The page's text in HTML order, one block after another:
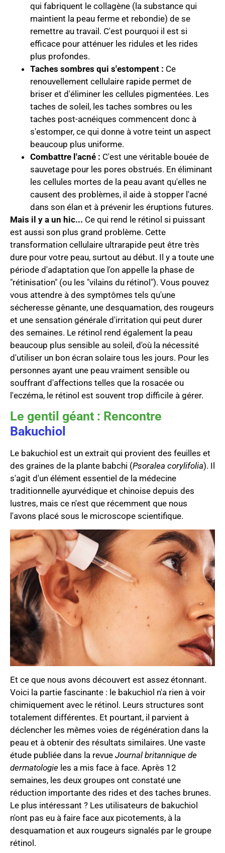
qui fabriquent le collagène (la substance qui
maintient la peau ferme et rebondie) de se
remettre au travail. C'est pourquoi il est si
efficace pour atténuer les ridules et les rides
plus profondes.
Taches sombres qui s'estompent : Ce
renouvellement cellulaire rapide permet de
briser et d'éliminer les cellules pigmentées. Les
taches de soleil, les taches sombres ou les
taches post-acnéiques commencent donc à
s'estomper, ce qui donne à votre teint un aspect
beaucoup plus uniforme.
Combattre l'acné : C'est une véritable bouée de
sauvetage pour les pores obstrués. En éliminant
les cellules mortes de la peau avant qu'elles ne
causent des problèmes, il aide à stopper l'acné
dans son élan et à prévenir les éruptions futures.
Mais il y a un hic... Ce qui rend le rétinol si puissant
est aussi son plus grand problème. Cette
transformation cellulaire ultrarapide peut être très
dure pour votre peau, surtout au début. Il y a toute une
période d'adaptation que l'on appelle la phase de
"rétinisation" (ou les "vilains du rétinol"). Vous pouvez
vous attendre à des symptômes tels qu'une
sécheresse gênante, une desquamation, des rougeurs
et une sensation générale d'irritation qui peut durer
des semaines. Le rétinol rend également la peau
beaucoup plus sensible au soleil, d'où la nécessité
d'utiliser un bon écran solaire tous les jours. Pour les
personnes ayant une peau vraiment sensible ou
souffrant d'affections telles que la rosacée ou
l'eczéma, le rétinol est souvent trop difficile à gérer.
Le gentil géant : Rencontre
Bakuchiol
Le bakuchiol est un extrait qui provient des feuilles et
des graines de la plante babchi (Psoralea corylifolia). Il
s'agit d'un élément essentiel de la médecine
traditionnelle ayurvédique et chinoise depuis des
lustres, mais ce n'est que récemment que nous
l'avons placé sous le microscope scientifique.
Et ce que nous avons découvert est assez étonnant.
Voici la partie fascinante : le bakuchiol n'a rien à voir
chimiquement avec le rétinol. Leurs structures sont
totalement différentes. Et pourtant, il parvient à
déclencher les mêmes voies de régénération dans la
peau et à obtenir des résultats similaires. Une vaste
étude publiée dans la revue Journal britannique de
dermatologie les a mis face à face. Après 12
semaines, les deux groupes ont constaté une
réduction importante des rides et des taches brunes.
Le plus intéressant ? Les utilisateurs de bakuchiol
n'ont pas eu à faire face aux picotements, à la
desquamation et aux rougeurs signalés par le groupe
rétinol.